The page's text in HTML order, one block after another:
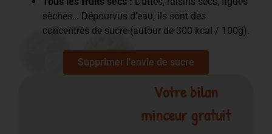
sèches… Dépourvus d’eau, ils sont des
concentrés de sucre (autour de 300 kcal / 100g).
Supprimer l'envie de sucre
Votre bilan
minceur gratuit